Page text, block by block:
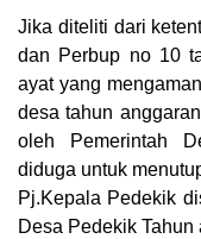
Jika diteliti dari
dan Perbup no 10
ayat yang
desa tahun
oleh Pemerintah
diduga untuk
Pj.Kepala Pedekik
Desa Pedekik Tahun